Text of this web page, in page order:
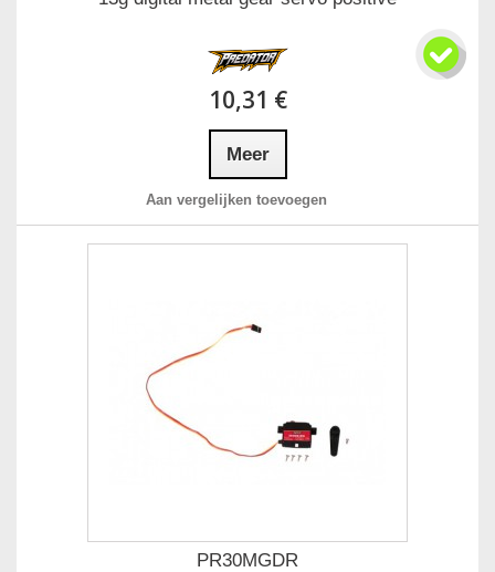
10,31 €
Meer
Aan vergelijken toevoegen
PR30MGDR